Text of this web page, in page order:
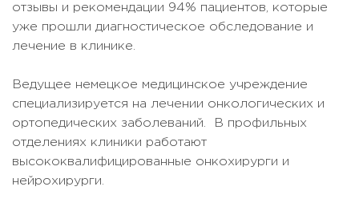
отзывы и рекомендации 94% пациентов, которые
уже прошли диагностическое обследование и
лечение в клинике.
Ведущее немецкое медицинское учреждение
специализируется на лечении онкологических и
ортопедических заболеваний. В профильных
отделениях клиники работают
высококвалифицированные онкохирурги и
нейрохирурги.